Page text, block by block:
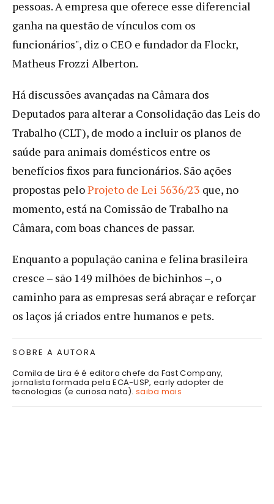
pessoas. A empresa que oferece esse diferencial
ganha na questão de vínculos com os
funcionários", diz o CEO e fundador da Flockr,
Matheus Frozzi Alberton.
Há discussões avançadas na Câmara dos
Deputados para alterar a Consolidação das Leis do
Trabalho (CLT), de modo a incluir os planos de
saúde para animais domésticos entre os
benefícios fixos para funcionários. São ações
propostas peloProjeto de Lei 5636/23 que, no
momento, está na Comissão de Trabalho na
Câmara, com boas chances de passar.
Enquanto a população canina e felina brasileira
cresce – são 149 milhões de bichinhos –, o
caminho para as empresas será abraçar e reforçar
os laços já criados entre humanos e pets.
SOBRE A AUTORA
Camila de Lira é é editora chefe da Fast Company,
jornalista formada pela ECA-USP, early adopter de
tecnologias (e curiosa nata).saiba mais